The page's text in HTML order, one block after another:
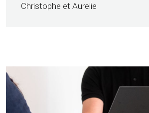
Christophe et Aurelie